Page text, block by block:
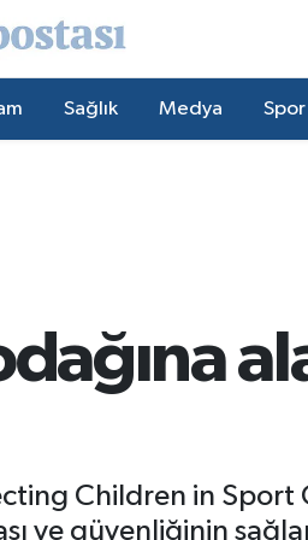
Sağlık Medya Spor
Children in Sport
ve güvenliğinin